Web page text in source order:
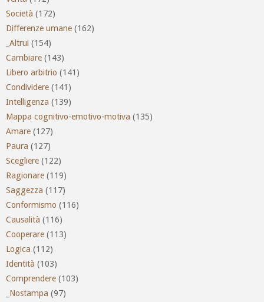
Società (172)
Differenze umane (162)
_Altrui (154)
Cambiare (143)
Libero arbitrio (141)
Condividere (141)
Intelligenza (139)
Mappa cognitivo-emotivo-motiva (135)
Amare (127)
Paura (127)
Scegliere (122)
Ragionare (119)
Saggezza (117)
Conformismo (116)
Causalità (116)
Cooperare (113)
Logica (112)
Identità (103)
Comprendere (103)
_Nostampa (97)